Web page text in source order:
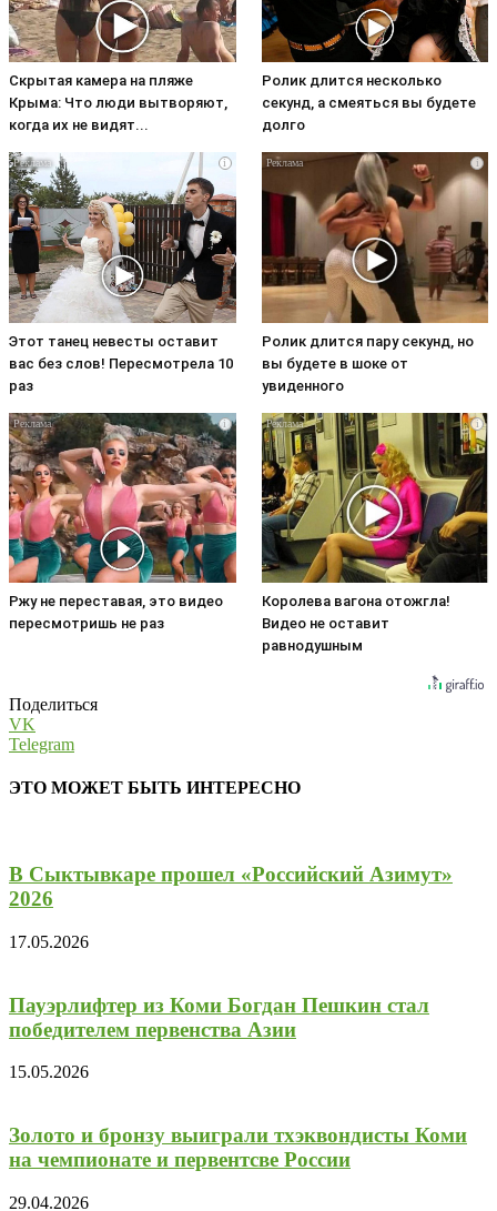
Скрытая камера на пляже
Крыма: Что люди вытворяют,
когда их не видят...
Ролик длится несколько
секунд, а смеяться вы будете
долго
i
Этот танец невесты оставит
вас без слов! Пересмотрела 10
раз
i
Ролик длится пару секунд, но
вы будете в шоке от
увиденного
i
Ржу не переставая, это видео
пересмотришь не раз
i
Королева вагона отожгла!
Видео не оставит
равнодушным
Поделиться
VK
Telegram
ЭТО МОЖЕТ БЫТЬ ИНТЕРЕСНО
В Сыктывкаре прошел «Российский Азимут»
2026
17.05.2026
Пауэрлифтер из Коми Богдан Пешкин стал
победителем первенства Азии
15.05.2026
Золото и бронзу выиграли тхэквондисты Коми
на чемпионате и первентсве России
29.04.2026